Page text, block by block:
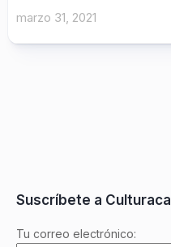
marzo 31, 2021
Suscríbete a Culturaca
Tu correo electrónico: